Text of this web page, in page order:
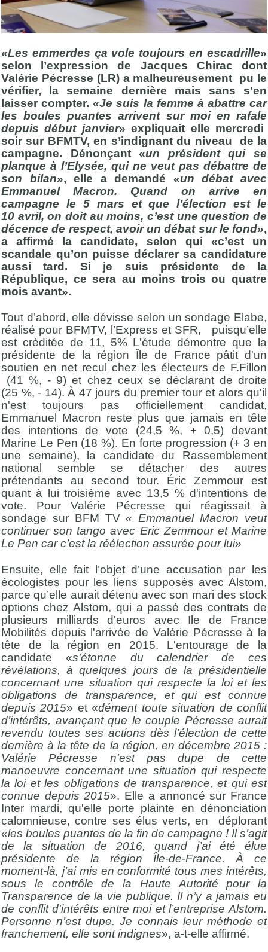
«Les emmerdes ça vole toujours en escadrille»
selon l’expression de Jacques Chirac dont
Valérie Pécresse (LR) a malheureusement pu le
vérifier, la semaine dernière mais sans s’en
laisser compter. «Je suis la femme à abattre car
les boules puantes arrivent sur moi en rafale
depuis début janvier» expliquait elle mercredi
soir sur BFMTV, en s’indignant du niveau de la
campagne. Dénonçant «un président qui se
planque à l’Elysée, qui ne veut pas débattre de
son bilan», elle a demandé «un débat avec
Emmanuel Macron. Quand on arrive en
campagne le 5 mars et que l’élection est le
10 avril, on doit au moins, c’est une question de
décence de respect, avoir un débat sur le fond»,
a affirmé la candidate, selon qui «c’est un
scandale qu’on puisse déclarer sa candidature
aussi tard. Si je suis présidente de la
République, ce sera au moins trois ou quatre
mois avant».
Tout d’abord, elle dévisse selon un sondage Elabe,
réalisé pour BFMTV, l’Express et SFR, puisqu’elle
est créditée de 11, 5% L'étude démontre que la
présidente de la région Île de France pâtit d'un
soutien en net recul chez les électeurs de F.Fillon
(41 %, - 9) et chez ceux se déclarant de droite
(25 %, - 14). À 47 jours du premier tour et alors qu'il
n'est toujours pas officiellement candidat,
Emmanuel Macron reste plus que jamais en tête
des intentions de vote (24,5 %, + 0,5) devant
Marine Le Pen (18 %). En forte progression (+ 3 en
une semaine), la candidate du Rassemblement
national semble se détacher des autres
prétendants au second tour. Éric Zemmour est
quant à lui troisième avec 13,5 % d'intentions de
vote. Pour Valérie Pécresse qui réagissait à
sondage sur BFM TV« Emmanuel Macron veut
continuer son tango avec Eric Zemmour et Marine
Le Pen car c’est la réélection assurée pour lui»
Ensuite, elle fait l’objet d’une accusation par les
écologistes pour les liens supposés avec Alstom,
parce qu’elle aurait détenu avec son mari des stock
options chez Alstom, qui a passé des contrats de
plusieurs milliards d'euros avec Ile de France
Mobilités depuis l'arrivée de Valérie Pécresse à la
tête de la région en 2015. L'entourage de la
candidate «s'étonne du calendrier de ces
révélations, à quelques jours de la présidentielle
concernant une situation qui respecte la loi et les
obligations de transparence, et qui est connue
depuis 2015» et «dément toute situation de conflit
d’intérêts, avançant que le couple Pécresse aurait
revendu toutes ses actions dès l’élection de cette
dernière à la tête de la région, en décembre 2015 :
Valérie Pécresse n'est pas dupe de cette
manoeuvre concernant une situation qui respecte
la loi et les obligations de transparence, et qui est
connue depuis 2015». Elle a annoncé sur France
Inter mardi, qu'elle porte plainte en dénonciation
calomnieuse, contre ses élus verts, en déplorant
«les boules puantes de la fin de campagne ! Il s’agit
de la situation de 2016, quand j’ai été élue
présidente de la région Île-de-France. À ce
moment-là, j’ai mis en conformité tous mes intérêts,
sous le contrôle de la Haute Autorité pour la
Transparence de la vie publique. Il n’y a jamais eu
de conflit d'intérêts entre moi et l’entreprise Alstom.
Personne n’est dupe. Je connais leur méthode et
franchement, elle sont indignes», a-t-elle affirmé.